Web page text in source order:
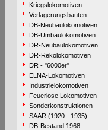
Kriegslokomotiven
Verlagerungsbauten
DB-Neubaulokomotiven
DB-Umbaulokomotiven
DR-Neubaulokomotiven
DR-Rekolokomotiven
DR - "6000er"
ELNA-Lokomotiven
Industrielokomotiven
Feuerlose Lokomotiven
Sonderkonstruktionen
SAAR (1920 - 1935)
DB-Bestand 1968